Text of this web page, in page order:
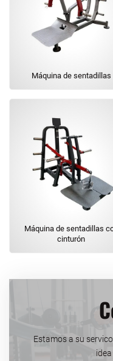
Máquina de sentadillas
Máquina de sentadillas
cinturón
Estamos a su